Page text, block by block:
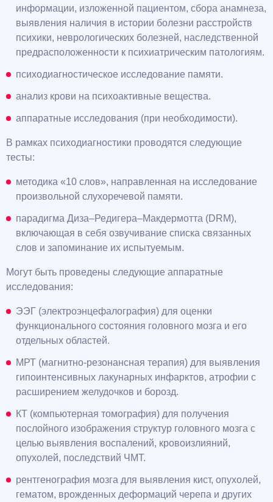
информации, изложенной пациентом, сбора анамнеза,
выявления наличия в истории болезни расстройств
психики, неврологических болезней, наследственной
предрасположенности к психиатрическим патологиям.
психодиагностическое исследование памяти.
анализ крови на психоактивные вещества.
аппаратные исследования (при необходимости).
В рамках психодиагностики проводятся следующие
тесты:
методика «10 слов», направленная на исследование
произвольной слухоречевой памяти.
парадигма Диза–Редигера–Макдермотта (DRM),
включающая в себя озвучивание списка связанных
слов и запоминание их испытуемым.
Могут быть проведены следующие аппаратные
исследования:
ЭЭГ (электроэнцефалография) для оценки
функционального состояния головного мозга и его
отдельных областей.
МРТ (магнитно-резонансная терапия) для выявления
гипоинтенсивных лакунарных инфарктов, атрофии с
расширением желудочков и борозд.
КТ (компьютерная томография) для получения
послойного изображения структур головного мозга с
целью выявления воспалений, кровоизлияний,
опухолей, последствий ЧМТ.
рентгенография мозга для выявления кист, опухолей,
гематом, врожденных деформаций черепа и других